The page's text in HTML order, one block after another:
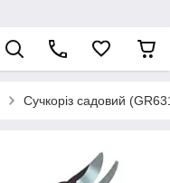
Сучкоріз садовий